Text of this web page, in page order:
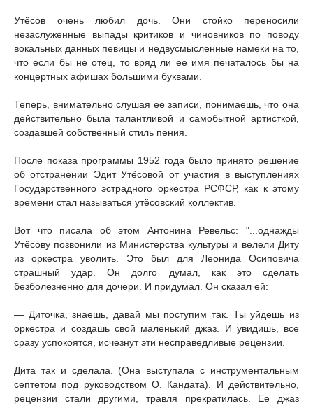
Утёсов очень любил дочь. Они стойко переносили
незаслуженные выпады критиков и чиновников по поводу
вокальных данных певицы и недвусмысленные намеки на то,
что если бы не отец, то вряд ли ее имя печаталось бы на
концертных афишах большими буквами.
Теперь, внимательно слушая ее записи, понимаешь, что она
действительно была талантливой и самобытной артисткой,
создавшей собственный стиль пения.
После показа программы 1952 года было принято решение
об отстранении Эдит Утёсовой от участия в выступлениях
Государственного эстрадного оркестра РСФСР, как к этому
времени стал называться утёсовский коллектив.
Вот что писала об этом Антонина Ревельс: "...однажды
Утёсову позвонили из Министерства культуры и велели Диту
из оркестра уволить. Это был для Леонида Осиповича
страшный удар. Он долго думал, как это сделать
безболезненно для дочери. И придумал. Он сказал ей:
— Диточка, знаешь, давай мы поступим так. Ты уйдешь из
оркестра и создашь свой маленький джаз. И увидишь, все
сразу успокоятся, исчезнут эти несправедливые рецензии.
Дита так и сделала. (Она выступала с инструментальным
септетом под руководством О. Кандата). И действительно,
рецензии стали другими, травля прекратилась. Ее джаз